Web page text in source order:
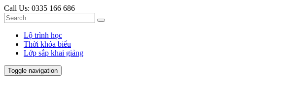
Call Us: 0335 166 686
Lộ trình học
Thời khóa biểu
Lớp sắp khai giảng
Toggle navigation